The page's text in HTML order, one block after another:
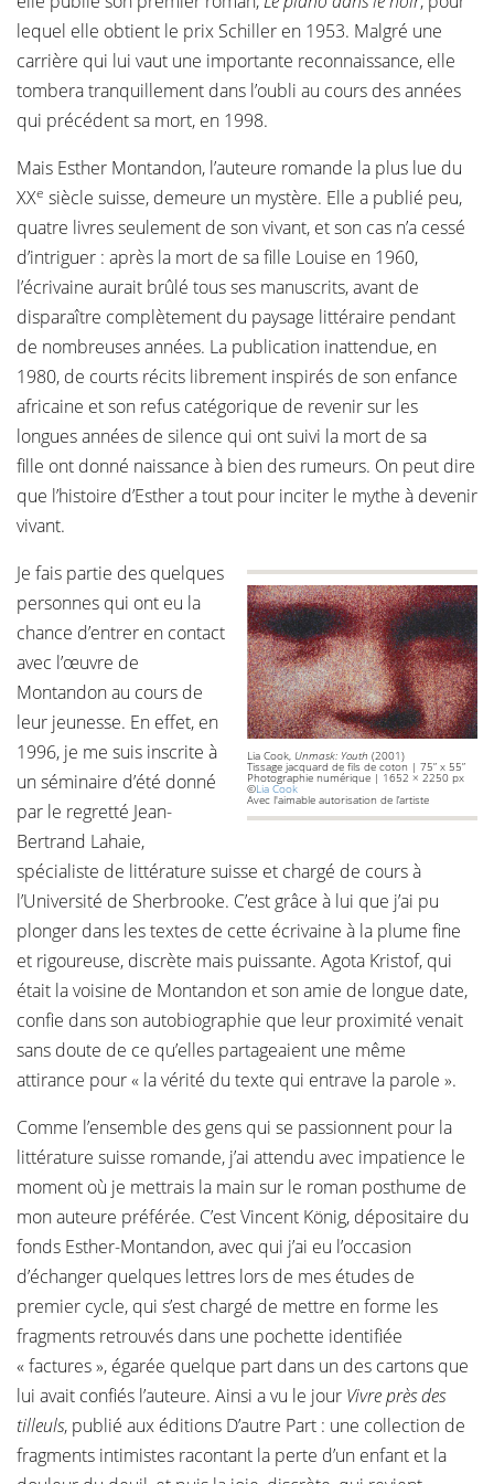
lequel elle obtient le prix Schiller en 1953. Malgré une
carrière qui lui vaut une importante reconnaissance, elle
tombera tranquillement dans l’oubli au cours des années
qui précédent sa mort, en 1998.
Mais Esther Montandon, l’auteure romande la plus lue du
XXe siècle suisse, demeure un mystère. Elle a publié peu,
quatre livres seulement de son vivant, et son cas n’a cessé
d’intriguer : après la mort de sa fille Louise en 1960,
l’écrivaine aurait brûlé tous ses manuscrits, avant de
disparaître complètement du paysage littéraire pendant
de nombreuses années. La publication inattendue, en
1980, de courts récits librement inspirés de son enfance
africaine et son refus catégorique de revenir sur les
longues années de silence qui ont suivi la mort de sa
fille ont donné naissance à bien des rumeurs. On peut dire
que l’histoire d’Esther a tout pour inciter le mythe à devenir
vivant.
Lia Cook, Unmask: Youth (2001)
Tissage jacquard de fils de coton | 75” x 55”
Photographie numérique | 1652 × 2250 px
©Lia Cook
Avec l'aimable autorisation de l’artiste
Je fais partie des quelques
personnes qui ont eu la
chance d’entrer en contact
avec l’œuvre de
Montandon au cours de
leur jeunesse. En effet, en
1996, je me suis inscrite à
un séminaire d’été donné
par le regretté Jean-
Bertrand Lahaie,
spécialiste de littérature suisse et chargé de cours à
l’Université de Sherbrooke. C’est grâce à lui que j’ai pu
plonger dans les textes de cette écrivaine à la plume fine
et rigoureuse, discrète mais puissante. Agota Kristof, qui
était la voisine de Montandon et son amie de longue date,
confie dans son autobiographie que leur proximité venait
sans doute de ce qu’elles partageaient une même
attirance pour « la vérité du texte qui entrave la parole ».
Comme l’ensemble des gens qui se passionnent pour la
littérature suisse romande, j’ai attendu avec impatience le
moment où je mettrais la main sur le roman posthume de
mon auteure préférée. C’est Vincent König, dépositaire du
fonds Esther-Montandon, avec qui j’ai eu l’occasion
d’échanger quelques lettres lors de mes études de
premier cycle, qui s’est chargé de mettre en forme les
fragments retrouvés dans une pochette identifiée
« factures », égarée quelque part dans un des cartons que
lui avait confiés l’auteure. Ainsi a vu le jour Vivre près des
tilleuls, publié aux éditions D’autre Part : une collection de
fragments intimistes racontant la perte d’un enfant et la